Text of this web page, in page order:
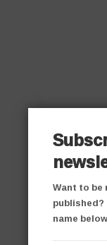
Want to
name